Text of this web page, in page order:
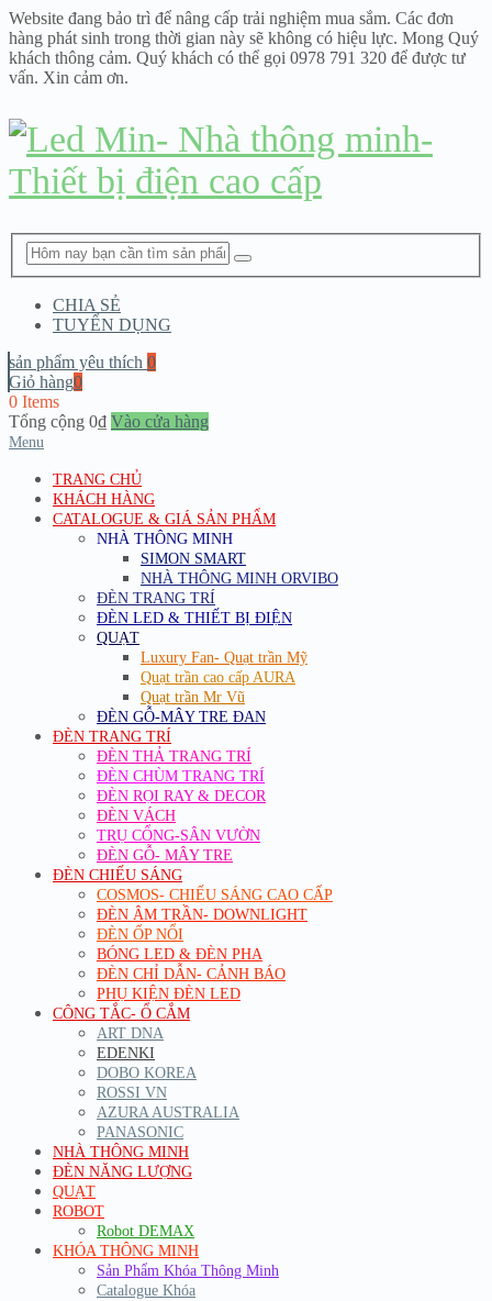
Website đang bảo trì để nâng cấp trải nghiệm mua sắm. Các đơn
hàng phát sinh trong thời gian này sẽ không có hiệu lực. Mong Quý
khách thông cảm. Quý khách có thể gọi 0978 791 320 để được tư
vấn. Xin cảm ơn.
CHIA SẺ
TUYỂN DỤNG
sản phẩm yêu thích 0
Giỏ hàng0
0 Items
Tổng cộng 0₫ Vào cửa hàng
Menu
TRANG CHỦ
KHÁCH HÀNG
CATALOGUE & GIÁ SẢN PHẨM
NHÀ THÔNG MINH
SIMON SMART
NHÀ THÔNG MINH ORVIBO
ĐÈN TRANG TRÍ
ĐÈN LED & THIẾT BỊ ĐIỆN
QUẠT
Luxury Fan- Quạt trần Mỹ
Quạt trần cao cấp AURA
Quạt trần Mr Vũ
ĐÈN GỖ-MÂY TRE ĐAN
ĐÈN TRANG TRÍ
ĐÈN THẢ TRANG TRÍ
ĐÈN CHÙM TRANG TRÍ
ĐÈN RỌI RAY & DECOR
ĐÈN VÁCH
TRỤ CỔNG-SÂN VƯỜN
ĐÈN GỖ- MÂY TRE
ĐÈN CHIẾU SÁNG
COSMOS- CHIẾU SÁNG CAO CẤP
ĐÈN ÂM TRẦN- DOWNLIGHT
ĐÈN ỐP NỔI
BÓNG LED & ĐÈN PHA
ĐÈN CHỈ DẪN- CẢNH BÁO
PHỤ KIỆN ĐÈN LED
CÔNG TẮC- Ổ CẮM
ART DNA
EDENKI
DOBO KOREA
ROSSI VN
AZURA AUSTRALIA
PANASONIC
NHÀ THÔNG MINH
ĐÈN NĂNG LƯỢNG
QUẠT
ROBOT
Robot DEMAX
KHÓA THÔNG MINH
Sản Phẩm Khóa Thông Minh
Catalogue Khóa